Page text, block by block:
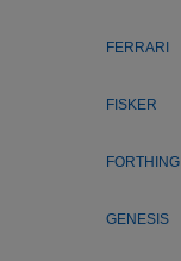
FERRARI
FISKER
FORTHING
GENESIS